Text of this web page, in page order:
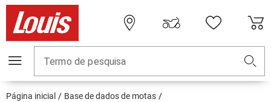
Termo de pesquisa
Página inicial
Base de dados de motas